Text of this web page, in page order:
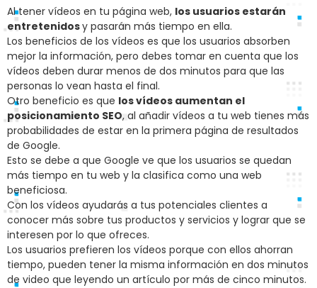
Al tener vídeos en tu página web, los usuarios estarán
entretenidosy pasarán más tiempo en ella.
Los beneficios de los vídeos es que los usuarios absorben
mejor la información, pero debes tomar en cuenta que los
vídeos deben durar menos de dos minutos para que las
personas lo vean hasta el final.
Otro beneficio es que los vídeos aumentan el
posicionamiento SEO, al añadir vídeos a tu web tienes más
probabilidades de estar en la primera página de resultados
de Google.
Esto se debe a que Google ve que los usuarios se quedan
más tiempo en tu web y la clasifica como una web
beneficiosa.
Con los vídeos ayudarás a tus potenciales clientes a
conocer más sobre tus productos y servicios y lograr que se
interesen por lo que ofreces.
Los usuarios prefieren los vídeos porque con ellos ahorran
tiempo, pueden tener la misma información en dos minutos
de video que leyendo un artículo por más de cinco minutos.